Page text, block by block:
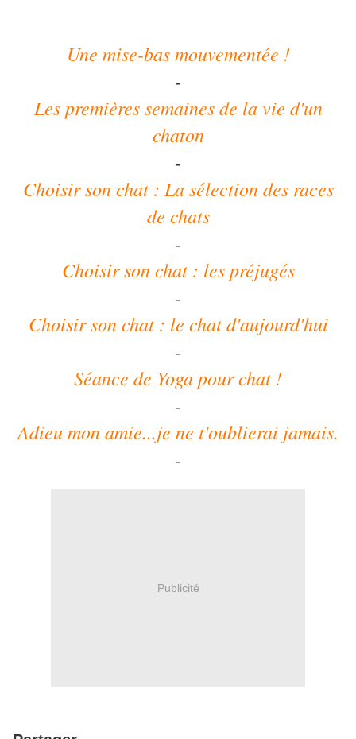
Une mise-bas mouvementée !
-
Les premières semaines de la vie d'un
chaton
-
Choisir son chat : La sélection des races
de chats
-
Choisir son chat : les préjugés
-
Choisir son chat : le chat d'aujourd'hui
-
Séance de Yoga pour chat !
-
Adieu mon amie...je ne t'oublierai jamais.
-
Publicité